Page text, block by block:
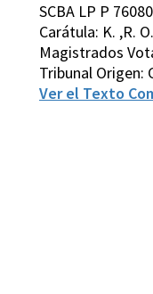
SCBA LP P
Carátula: K. ,R.
Magistrados
Tribunal Origen:
Ver el Texto